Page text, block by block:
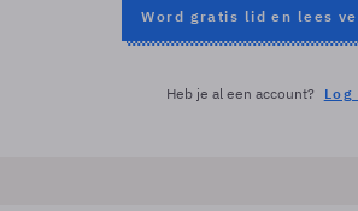
Word gratis lid en lees
Heb je al een account? Log